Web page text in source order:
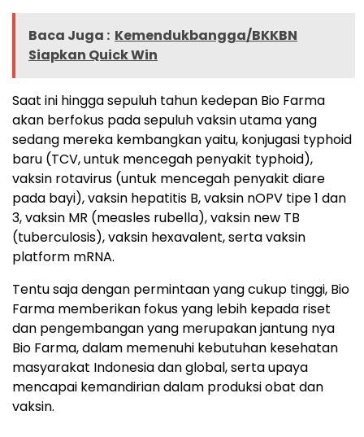
Baca Juga : Kemendukbangga/BKKBN
Siapkan Quick Win
Saat ini hingga sepuluh tahun kedepan Bio Farma
akan berfokus pada sepuluh vaksin utama yang
sedang mereka kembangkan yaitu, konjugasi typhoid
baru (TCV, untuk mencegah penyakit typhoid),
vaksin rotavirus (untuk mencegah penyakit diare
pada bayi), vaksin hepatitis B, vaksin nOPV tipe 1 dan
3, vaksin MR (measles rubella), vaksin new TB
(tuberculosis), vaksin hexavalent, serta vaksin
platform mRNA.
Tentu saja dengan permintaan yang cukup tinggi, Bio
Farma memberikan fokus yang lebih kepada riset
dan pengembangan yang merupakan jantung nya
Bio Farma, dalam memenuhi kebutuhan kesehatan
masyarakat Indonesia dan global, serta upaya
mencapai kemandirian dalam produksi obat dan
vaksin.